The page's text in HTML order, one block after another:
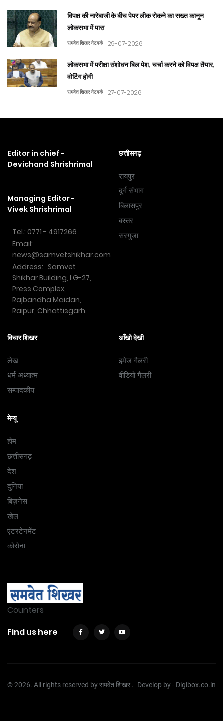
विपक्ष की नारेबाजी के बीच पेपर लीक रोकने का सख्त कानून
लोकसभा में पास
समवेत शिखर नेटवर्क 29-07-2026
लोकसभा में परीक्षा संशोधन बिल पेश, चर्चा करने को विपक्ष तैयार,
वोटिंग होगी
समवेत शिखर नेटवर्क 27-07-2026
Editor in chief -
Devichand Shrishrimal
Managing Editor -
Vivek Shrishrimal
Tel.: 0771 - 4917266
Email:
news@samvetshikhar.com
Address: Samvet
Shikhar Building, LG-27,
Press Complex,
Rajbandha Maidan,
Raipur, Chhattisgarh.
छत्तीसगढ़
रायपुर
दुर्ग संभाग
बिलासपुर
बस्तर
सरगुजा
विचार शिखर
लेख
धर्म अध्यात्म
सम्पादकीय
आँखो देखी
इमेज गैलरी
वीडियो गैलरी
मेन्यू
होम
छत्तीसगढ़
देश
दुनिया
बिज़नेस
खेल
एंटरटेनमेंट
कोरोना
Counters
Find us here
© 2026. All rights reserved by समवेत शिखर . Develop by - Digibox.co.in